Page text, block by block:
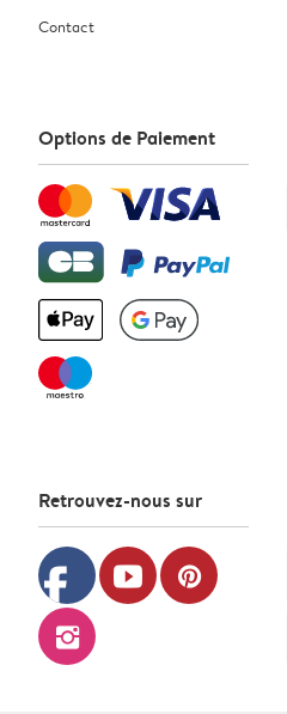
Contact
Options de Paiement
Retrouvez-nous sur
facebook youtube pinterest
instagram